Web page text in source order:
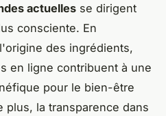
actuelles se dirigent
consciente. En
des ingrédients,
en ligne contribuent à une
pour le bien-être
plus, la transparence dans